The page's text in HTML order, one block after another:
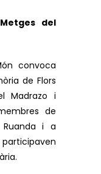
del
convoca
de Flors
Madrazo i
de
Ruanda i a